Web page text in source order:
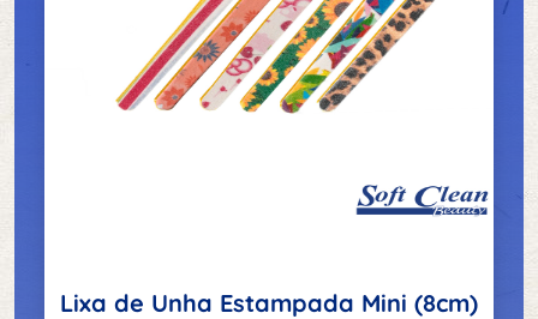
Lixa de Unha Estampada Mini (8cm)